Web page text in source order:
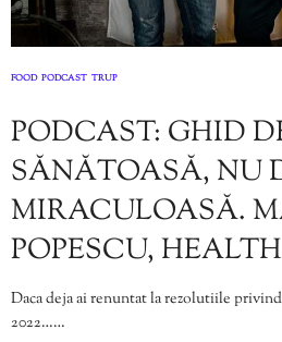
FOOD PODCAST TRUP
PODCAST: GHID
SĂNĂTOASĂ, NU
MIRACULOASĂ.
POPESCU,
Daca deja ai renuntat la rezolutiile
2022……